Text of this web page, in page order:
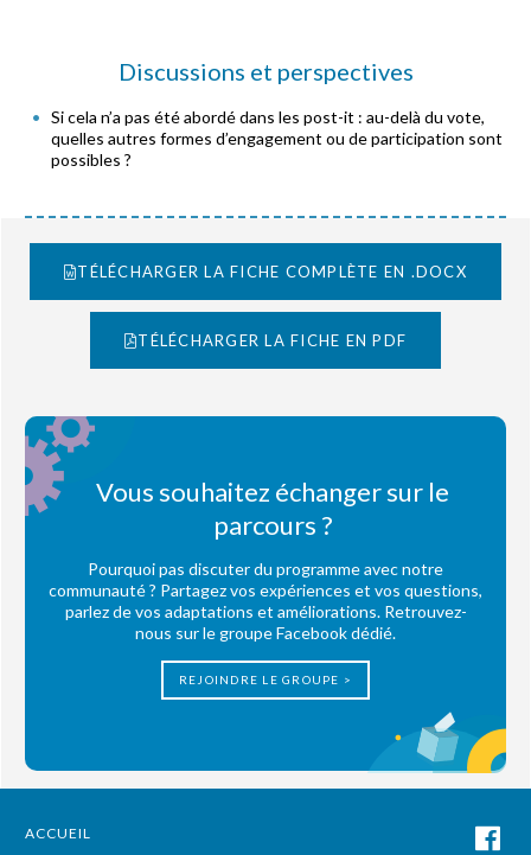
Discussions et perspectives
Si cela n’a pas été abordé dans les post-it : au-delà du vote,
quelles autres formes d’engagement ou de participation sont
possibles ?
TÉLÉCHARGER LA FICHE COMPLÈTE EN .DOCX
TÉLÉCHARGER LA FICHE EN PDF
Vous souhaitez échanger sur le
parcours ?
Pourquoi pas discuter du programme avec notre
communauté ? Partagez vos expériences et vos questions,
parlez de vos adaptations et améliorations. Retrouvez-
nous sur le groupe Facebook dédié.
REJOINDRE LE GROUPE >
ACCUEIL